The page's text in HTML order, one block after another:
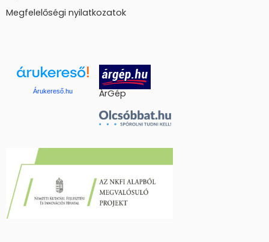
Megfelelőségi nyilatkozatok
Árukereső.hu ÁrGép